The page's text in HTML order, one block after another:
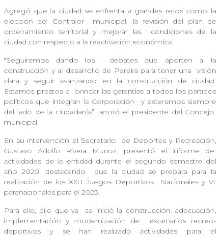
Agregó que la ciudad se enfrenta a grandes retos como la
elección del Contralor
municipal, la revisión del plan de
ordenamiento territorial y mejorar las
condiciones de la
ciudad con respecto a la reactivación económica.
"Seguiremos dando los
debates que aporten a la
construcción y al desarrollo de Pereira para tener una
visión
clara y seguir avanzando en la construcción de ciudad.
Estamos prestos a
brindar las garantías a todos los partidos
políticos que integran la Corporación
y esteremos siempre
del lado de la ciudadanía”, anotó el presidente del Concejo
municipal.
En su intervención el Secretario
de Deportes y Recreación,
Gustavo Adolfo Rivera Muñoz, presentó el informe de
actividades de la entidad durante el segundo semestre del
año 2020, destacando
que la ciudad se prepara para la
realización de los XXII Juegos Deportivos
Nacionales y VI
paranacionales para el 2023.
Para ello, dijo que ya
se inició la construcción, adecuación,
implementación y modernización de
escenarios recreo-
deportivos y se han realizado actividades para el